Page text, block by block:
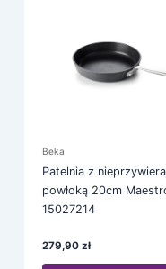
Beka
Patelnia z
powłoką 20cm
15027214
279,90 zł